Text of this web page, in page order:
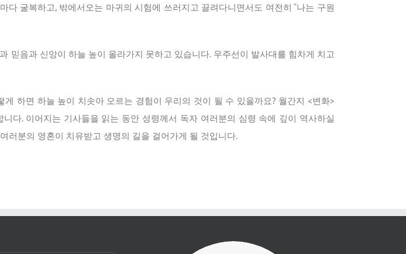
굴복하고, 밖에서오는 마귀의 시험에 쓰러지고 끌려다니면서도 여전히 “나는 구원
믿음과 신앙이 하늘 높이 올라가지 못하고 있습니다. 우주선이 발사대를 힘차게 치고
하면 하늘 높이 치솟아 오르는 경험이 우리의 것이 될 수 있을까요? 월간지 <변화>
다. 이어지는 기사들을 읽는 동안 성령께서 독자 여러분의 심령 속에 깊이 역사하실
러분의 영혼이 치유받고 생명의 길을 걸어가게 될 것입니다.